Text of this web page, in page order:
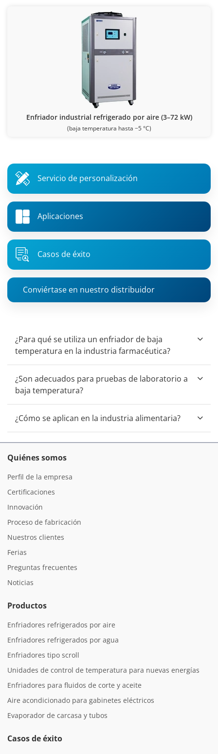
Servicio de personalización
Aplicaciones
Casos de éxito
Conviértase en nuestro distribuidor
Enfriador industrial refrigerado por aire (3–72 kW)
(baja temperatura hasta −5 °C)
¿Para qué se utiliza un enfriador de baja
temperatura en la industria farmacéutica?
¿Son adecuados para pruebas de laboratorio a
baja temperatura?
¿Cómo se aplican en la industria alimentaria?
Quiénes somos
Perfil de la empresa
Certificaciones
Innovación
Proceso de fabricación
Nuestros clientes
Ferias
Preguntas frecuentes
Noticias
Productos
Enfriadores refrigerados por aire
Enfriadores refrigerados por agua
Enfriadores tipo scroll
Unidades de control de temperatura para nuevas energías
Enfriadores para fluidos de corte y aceite
Aire acondicionado para gabinetes eléctricos
Evaporador de carcasa y tubos
Casos de éxito